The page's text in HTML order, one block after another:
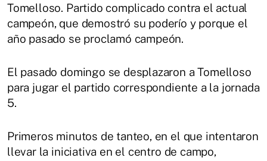
Tomelloso. Partido complicado contra el actual
campeón, que demostró su poderío y porque el
año pasado se proclamó campeón.
El pasado domingo se desplazaron a Tomelloso
para jugar el partido correspondiente a la jornada
5.
Primeros minutos de tanteo, en el que intentaron
llevar la iniciativa en el centro de campo,